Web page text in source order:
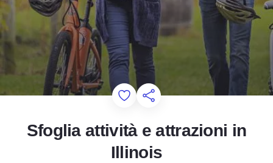
Add to Favorites
Condividi questa pagina
Sfoglia attività e attrazioni in
Illinois